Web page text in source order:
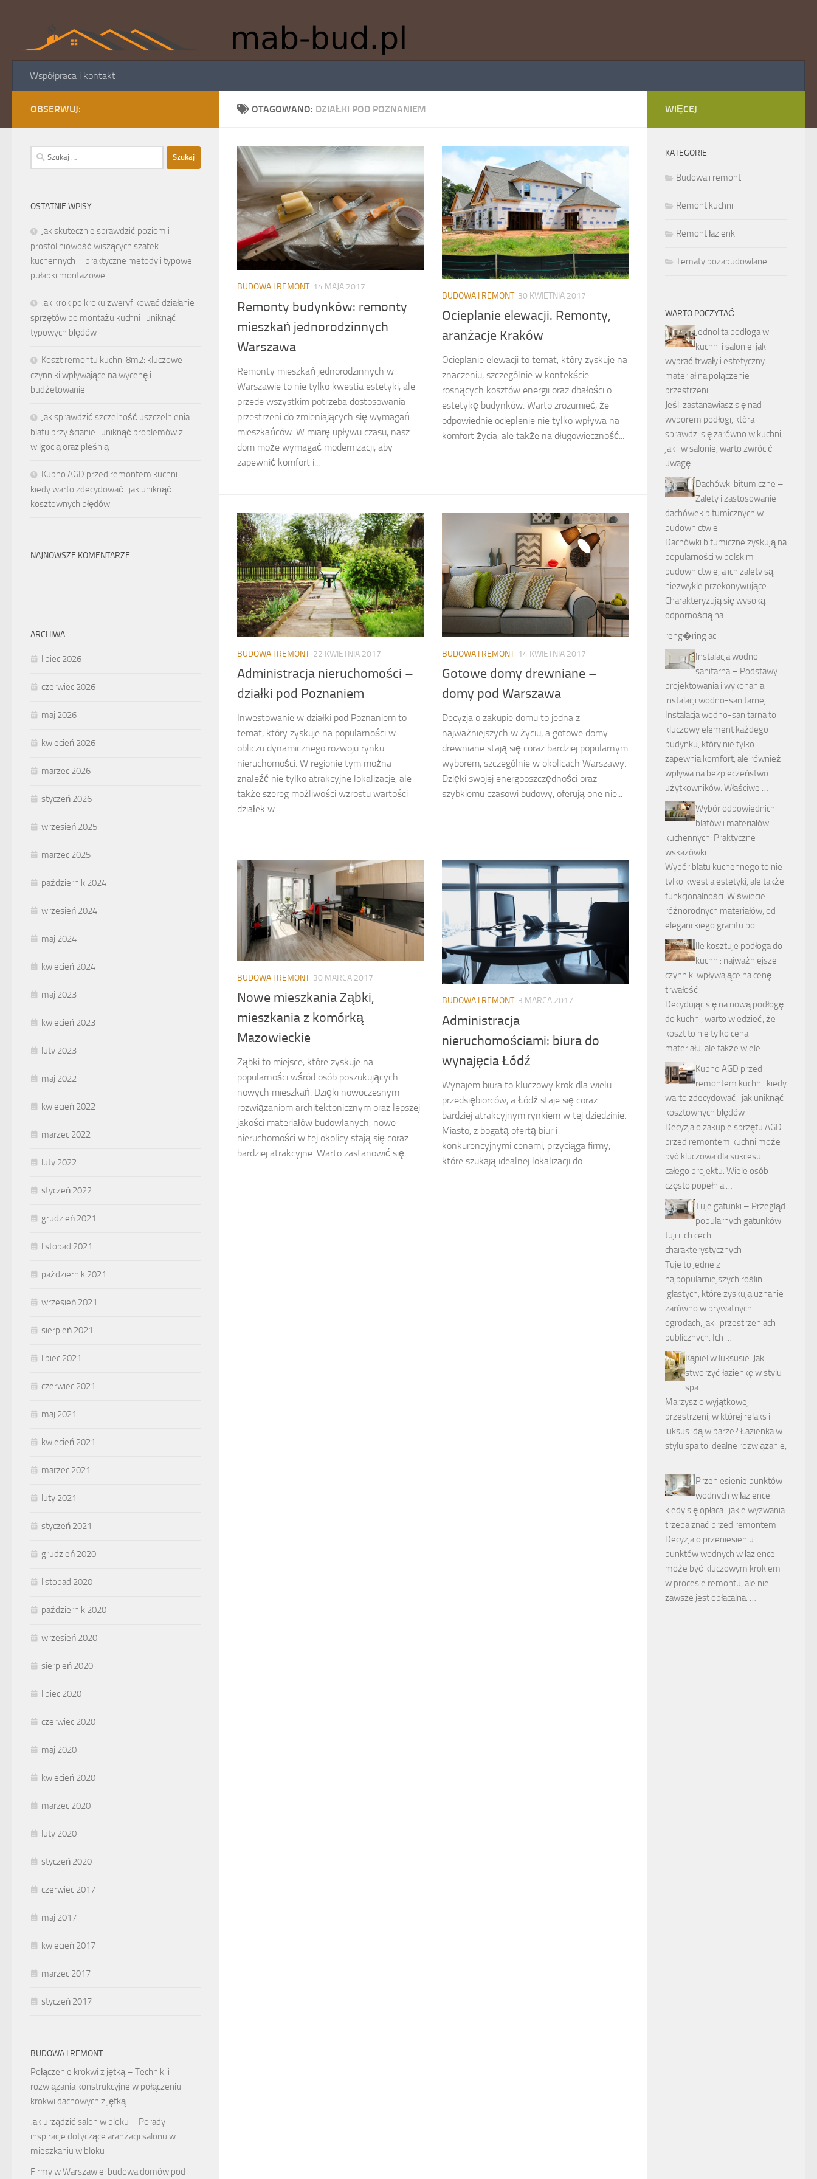
Współpraca i kontakt
OTAGOWANO: DZIAŁKI POD POZNANIEM
BUDOWA I REMONT 14 MAJA 2017
Remonty budynków: remonty
mieszkań jednorodzinnych
Warszawa
Remonty mieszkań jednorodzinnych w
Warszawie to nie tylko kwestia estetyki, ale
przede wszystkim potrzeba dostosowania
przestrzeni do zmieniających się wymagań
mieszkańców. W miarę upływu czasu, nasz
dom może wymagać modernizacji, aby
zapewnić komfort i...
BUDOWA I REMONT 30 KWIETNIA 2017
Ocieplanie elewacji. Remonty,
aranżacje Kraków
Ocieplanie elewacji to temat, który zyskuje na
znaczeniu, szczególnie w kontekście
rosnących kosztów energii oraz dbałości o
estetykę budynków. Warto zrozumieć, że
odpowiednie ocieplenie nie tylko wpływa na
komfort życia, ale także na długowieczność...
BUDOWA I REMONT 22 KWIETNIA 2017
Administracja nieruchomości –
działki pod Poznaniem
Inwestowanie w działki pod Poznaniem to
temat, który zyskuje na popularności w
obliczu dynamicznego rozwoju rynku
nieruchomości. W regionie tym można
znaleźć nie tylko atrakcyjne lokalizacje, ale
także szereg możliwości wzrostu wartości
działek w...
BUDOWA I REMONT 14 KWIETNIA 2017
Gotowe domy drewniane –
domy pod Warszawa
Decyzja o zakupie domu to jedna z
najważniejszych w życiu, a gotowe domy
drewniane stają się coraz bardziej popularnym
wyborem, szczególnie w okolicach Warszawy.
Dzięki swojej energooszczędności oraz
szybkiemu czasowi budowy, oferują one nie...
BUDOWA I REMONT 30 MARCA 2017
Nowe mieszkania Ząbki,
mieszkania z komórką
Mazowieckie
Ząbki to miejsce, które zyskuje na
popularności wśród osób poszukujących
nowych mieszkań. Dzięki nowoczesnym
rozwiązaniom architektonicznym oraz lepszej
jakości materiałów budowlanych, nowe
nieruchomości w tej okolicy stają się coraz
bardziej atrakcyjne. Warto zastanowić się...
BUDOWA I REMONT 3 MARCA 2017
Administracja
nieruchomościami: biura do
wynajęcia Łódź
Wynajem biura to kluczowy krok dla wielu
przedsiębiorców, a Łódź staje się coraz
bardziej atrakcyjnym rynkiem w tej dziedzinie.
Miasto, z bogatą ofertą biur i
konkurencyjnymi cenami, przyciąga firmy,
które szukają idealnej lokalizacji do...
OBSERWUJ:
Szukaj:
OSTATNIE WPISY
Jak skutecznie sprawdzić poziom i
prostoliniowość wiszących szafek
kuchennych – praktyczne metody i typowe
pułapki montażowe
Jak krok po kroku zweryfikować działanie
sprzętów po montażu kuchni i uniknąć
typowych błędów
Koszt remontu kuchni 8m2: kluczowe
czynniki wpływające na wycenę i
budżetowanie
Jak sprawdzić szczelność uszczelnienia
blatu przy ścianie i uniknąć problemów z
wilgocią oraz pleśnią
Kupno AGD przed remontem kuchni:
kiedy warto zdecydować i jak uniknąć
kosztownych błędów
NAJNOWSZE KOMENTARZE
ARCHIWA
lipiec 2026
czerwiec 2026
maj 2026
kwiecień 2026
marzec 2026
styczeń 2026
wrzesień 2025
marzec 2025
październik 2024
wrzesień 2024
maj 2024
kwiecień 2024
maj 2023
kwiecień 2023
luty 2023
maj 2022
kwiecień 2022
marzec 2022
luty 2022
styczeń 2022
grudzień 2021
listopad 2021
październik 2021
wrzesień 2021
sierpień 2021
lipiec 2021
czerwiec 2021
maj 2021
kwiecień 2021
marzec 2021
luty 2021
styczeń 2021
grudzień 2020
listopad 2020
październik 2020
wrzesień 2020
sierpień 2020
lipiec 2020
czerwiec 2020
maj 2020
kwiecień 2020
marzec 2020
luty 2020
styczeń 2020
czerwiec 2017
maj 2017
kwiecień 2017
marzec 2017
styczeń 2017
BUDOWA I REMONT
Połączenie krokwi z jętką – Techniki i
rozwiązania konstrukcyjne w połączeniu
krokwi dachowych z jętką
Jak urządzić salon w bloku – Porady i
inspiracje dotyczące aranżacji salonu w
mieszkaniu w bloku
Firmy w Warszawie: budowa domów pod
WIĘCEJ
KATEGORIE
Budowa i remont
Remont kuchni
Remont łazienki
Tematy pozabudowlane
WARTO POCZYTAĆ
Jednolita podłoga w
kuchni i salonie: jak
wybrać trwały i estetyczny
materiał na połączenie
przestrzeni
Jeśli zastanawiasz się nad
wyborem podłogi, która
sprawdzi się zarówno w kuchni,
jak i w salonie, warto zwrócić
uwagę …
Dachówki bitumiczne –
Zalety i zastosowanie
dachówek bitumicznych w
budownictwie
Dachówki bitumiczne zyskują na
popularności w polskim
budownictwie, a ich zalety są
niezwykle przekonywujące.
Charakteryzują się wysoką
odpornością na …
reng�ring ac
Instalacja wodno-
sanitarna – Podstawy
projektowania i wykonania
instalacji wodno-sanitarnej
Instalacja wodno-sanitarna to
kluczowy element każdego
budynku, który nie tylko
zapewnia komfort, ale również
wpływa na bezpieczeństwo
użytkowników. Właściwe …
Wybór odpowiednich
blatów i materiałów
kuchennych: Praktyczne
wskazówki
Wybór blatu kuchennego to nie
tylko kwestia estetyki, ale także
funkcjonalności. W świecie
różnorodnych materiałów, od
eleganckiego granitu po …
Ile kosztuje podłoga do
kuchni: najważniejsze
czynniki wpływające na cenę i
trwałość
Decydując się na nową podłogę
do kuchni, warto wiedzieć, że
koszt to nie tylko cena
materiału, ale także wiele …
Kupno AGD przed
remontem kuchni: kiedy
warto zdecydować i jak uniknąć
kosztownych błędów
Decyzja o zakupie sprzętu AGD
przed remontem kuchni może
być kluczowa dla sukcesu
całego projektu. Wiele osób
często popełnia …
Tuje gatunki – Przegląd
popularnych gatunków
tuji i ich cech
charakterystycznych
Tuje to jedne z
najpopularniejszych roślin
iglastych, które zyskują uznanie
zarówno w prywatnych
ogrodach, jak i przestrzeniach
publicznych. Ich …
Kąpiel w luksusie: Jak
stworzyć łazienkę w stylu
spa
Marzysz o wyjątkowej
przestrzeni, w której relaks i
luksus idą w parze? Łazienka w
stylu spa to idealne rozwiązanie,
…
Przeniesienie punktów
wodnych w łazience:
kiedy się opłaca i jakie wyzwania
trzeba znać przed remontem
Decyzja o przeniesieniu
punktów wodnych w łazience
może być kluczowym krokiem
w procesie remontu, ale nie
zawsze jest opłacalna. …